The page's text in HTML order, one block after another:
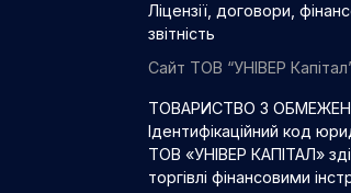
Ліцензії, договори,
звітність
Сайт ТОВ “УНІВЕР
ТОВАРИСТВО З
Ідентифікаційний код
ТОВ «УНІВЕР КАПІТАЛ»
торгівлі фінансовими